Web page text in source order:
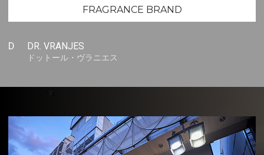
FRAGRANCE BRAND
D DR. VRANJES
ドットール・ヴラニエス